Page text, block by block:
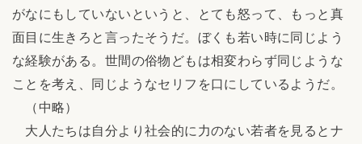
がなにもしていないというと、とても怒って、もっと真
面目に生きろと言ったそうだ。ぼくも若い時に同じよう
な経験がある。世間の俗物どもは相変わらず同じような
ことを考え、同じようなセリフを口にしているようだ。
（中略）
大人たちは自分より社会的に力のない若者を見るとナ